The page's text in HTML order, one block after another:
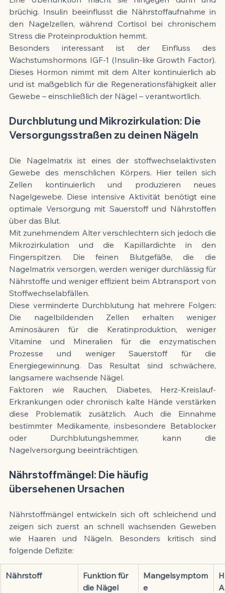
brüchig. Insulin beeinflusst die Nährstoffaufnahme in
den Nagelzellen, während Cortisol bei chronischem
Stress die Proteinproduktion hemmt.
Besonders interessant ist der Einfluss des
Wachstumshormons IGF-1 (Insulin-like Growth Factor).
Dieses Hormon nimmt mit dem Alter kontinuierlich ab
und ist maßgeblich für die Regenerationsfähigkeit aller
Gewebe – einschließlich der Nägel – verantwortlich.
Durchblutung und Mikrozirkulation: Die
Versorgungsstraßen zu deinen Nägeln
Die Nagelmatrix ist eines der stoffwechselaktivsten
Gewebe des menschlichen Körpers. Hier teilen sich
Zellen kontinuierlich und produzieren neues
Nagelgewebe. Diese intensive Aktivität benötigt eine
optimale Versorgung mit Sauerstoff und Nährstoffen
über das Blut.
Mit zunehmendem Alter verschlechtern sich jedoch die
Mikrozirkulation und die Kapillardichte in den
Fingerspitzen. Die feinen Blutgefäße, die die
Nagelmatrix versorgen, werden weniger durchlässig für
Nährstoffe und weniger effizient beim Abtransport von
Stoffwechselabfällen.
Diese verminderte Durchblutung hat mehrere Folgen:
Die nagelbildenden Zellen erhalten weniger
Aminosäuren für die Keratinproduktion, weniger
Vitamine und Mineralien für die enzymatischen
Prozesse und weniger Sauerstoff für die
Energiegewinnung. Das Resultat sind schwächere,
langsamere wachsende Nägel.
Faktoren wie Rauchen, Diabetes, Herz-Kreislauf-
Erkrankungen oder chronisch kalte Hände verstärken
diese Problematik zusätzlich. Auch die Einnahme
bestimmter Medikamente, insbesondere Betablocker
oder Durchblutungshemmer, kann die
Nagelversorgung beeinträchtigen.
Nährstoffmängel: Die häufig
übersehenen Ursachen
Nährstoffmängel entwickeln sich oft schleichend und
zeigen sich zuerst an schnell wachsenden Geweben
wie Haaren und Nägeln. Besonders kritisch sind
folgende Defizite:
Nährstoff
Funktion für
die Nägel
Mangelsymptom
e